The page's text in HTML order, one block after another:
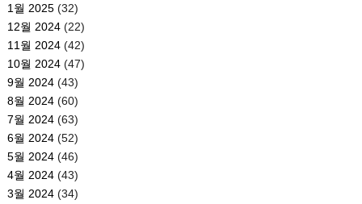
1월 2025(32)
12월 2024(22)
11월 2024(42)
10월 2024(47)
9월 2024(43)
8월 2024(60)
7월 2024(63)
6월 2024(52)
5월 2024(46)
4월 2024(43)
3월 2024(34)